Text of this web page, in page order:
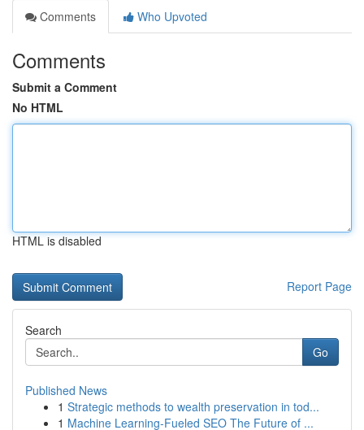
Comments
Who Upvoted
Comments
Submit a Comment
No HTML
HTML is disabled
Report Page
Search
Go
Published News
1 Strategic methods to wealth preservation in tod...
1 Machine Learning-Fueled SEO The Future of ...